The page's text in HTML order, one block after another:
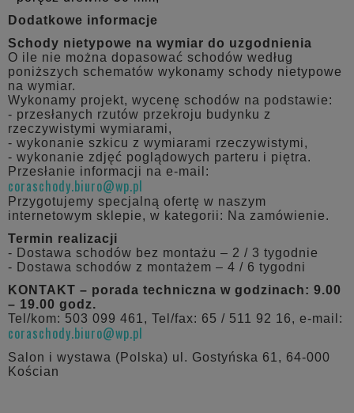
Dodatkowe informacje
Schody nietypowe na wymiar do uzgodnienia
O ile nie można dopasować schodów według
poniższych schematów wykonamy schody nietypowe
na wymiar.
Wykonamy projekt, wycenę schodów na podstawie:
- przesłanych rzutów przekroju budynku z
rzeczywistymi wymiarami,
- wykonanie szkicu z wymiarami rzeczywistymi,
- wykonanie zdjęć poglądowych parteru i piętra.
Przesłanie informacji na e-mail:
coraschody.biuro@wp.pl
Przygotujemy specjalną ofertę w naszym
internetowym sklepie, w kategorii: Na zamówienie.
Termin realizacji
- Dostawa schodów bez montażu – 2 / 3 tygodnie
- Dostawa schodów z montażem – 4 / 6 tygodni
KONTAKT – porada techniczna w godzinach: 9.00
– 19.00 godz.
Tel/kom: 503 099 461, Tel/fax: 65 / 511 92 16, e-mail:
coraschody.biuro@wp.pl
Salon i wystawa (Polska) ul. Gostyńska 61, 64-000
Kościan